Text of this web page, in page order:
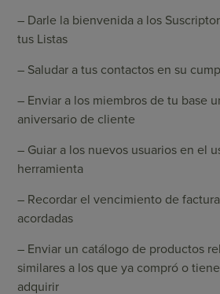
– Darle la bienvenida a los
tus Listas
– Saludar a tus contactos en su
– Enviar a los miembros de tu base
aniversario de cliente
– Guiar a los nuevos usuarios en el
herramienta
– Recordar el vencimiento de
acordadas
– Enviar un catálogo de productos
similares a los que ya compró o
adquirir